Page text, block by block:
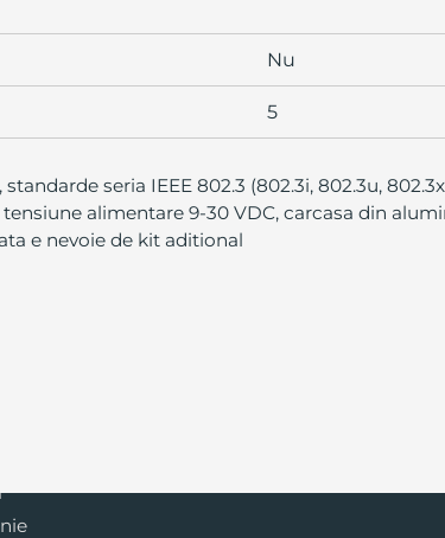
Nu
5
seria IEEE 802.3 (802.3i, 802.3u,
alimentare 9-30 VDC, carcasa din
e nevoie de kit aditional